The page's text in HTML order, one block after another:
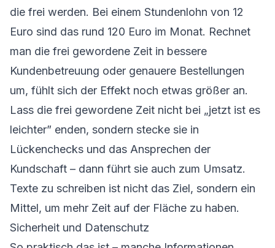
die frei werden. Bei einem Stundenlohn von 12
Euro sind das rund 120 Euro im Monat. Rechnet
man die frei gewordene Zeit in bessere
Kundenbetreuung oder genauere Bestellungen
um, fühlt sich der Effekt noch etwas größer an.
Lass die frei gewordene Zeit nicht bei „jetzt ist es
leichter” enden, sondern stecke sie in
Lückenchecks und das Ansprechen der
Kundschaft – dann führt sie auch zum Umsatz.
Texte zu schreiben ist nicht das Ziel, sondern ein
Mittel, um mehr Zeit auf der Fläche zu haben.
Sicherheit und Datenschutz